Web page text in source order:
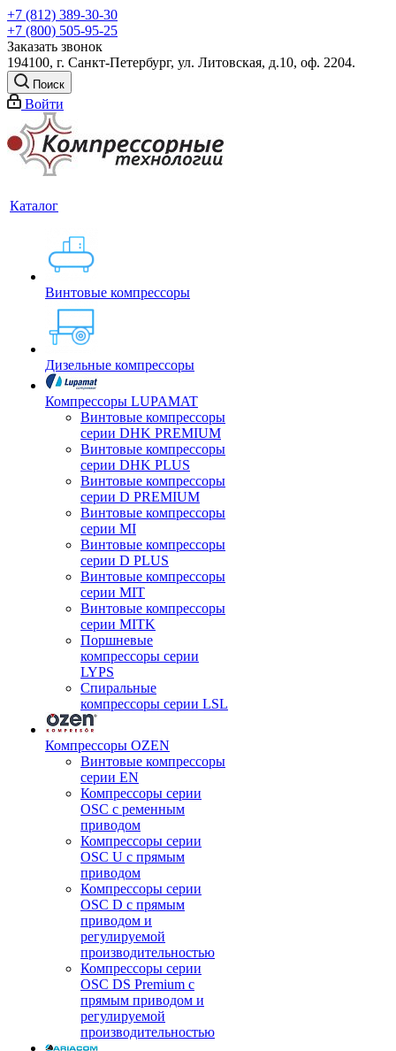
+7 (812) 389-30-30
+7 (800) 505-95-25
Заказать звонок
194100, г. Санкт-Петербург, ул. Литовская, д.10, оф. 2204.
Поиск
Войти
Каталог
Винтовые компрессоры
Дизельные компрессоры
Компрессоры LUPAMAT
Винтовые компрессоры
серии DHK PREMIUM
Винтовые компрессоры
серии DHK PLUS
Винтовые компрессоры
серии D PREMIUM
Винтовые компрессоры
серии MI
Винтовые компрессоры
серии D PLUS
Винтовые компрессоры
серии MIT
Винтовые компрессоры
серии MITK
Поршневые
компрессоры серии
LYPS
Спиральные
компрессоры серии LSL
Компрессоры OZEN
Винтовые компрессоры
серии EN
Компрессоры серии
OSC с ременным
приводом
Компрессоры серии
OSC U с прямым
приводом
Компрессоры серии
OSC D с прямым
приводом и
регулируемой
производительностью
Компрессоры серии
OSC DS Premium с
прямым приводом и
регулируемой
производительностью